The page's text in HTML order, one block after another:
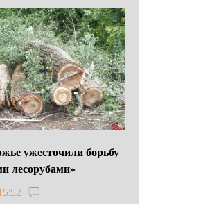
ужесточили борьбу
лесорубами»